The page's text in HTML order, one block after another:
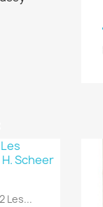
Les...